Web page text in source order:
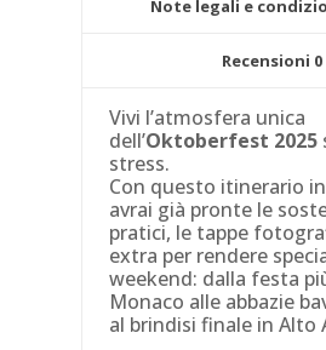
Note legali e
Recensioni 0
Vivi l’atmosfera unica
dell’Oktoberfest 2025
stress.
Con questo itinerario
avrai già pronte le
pratici, le tappe
extra per rendere
weekend: dalla festa
Monaco alle abbazie
al brindisi finale in Alto